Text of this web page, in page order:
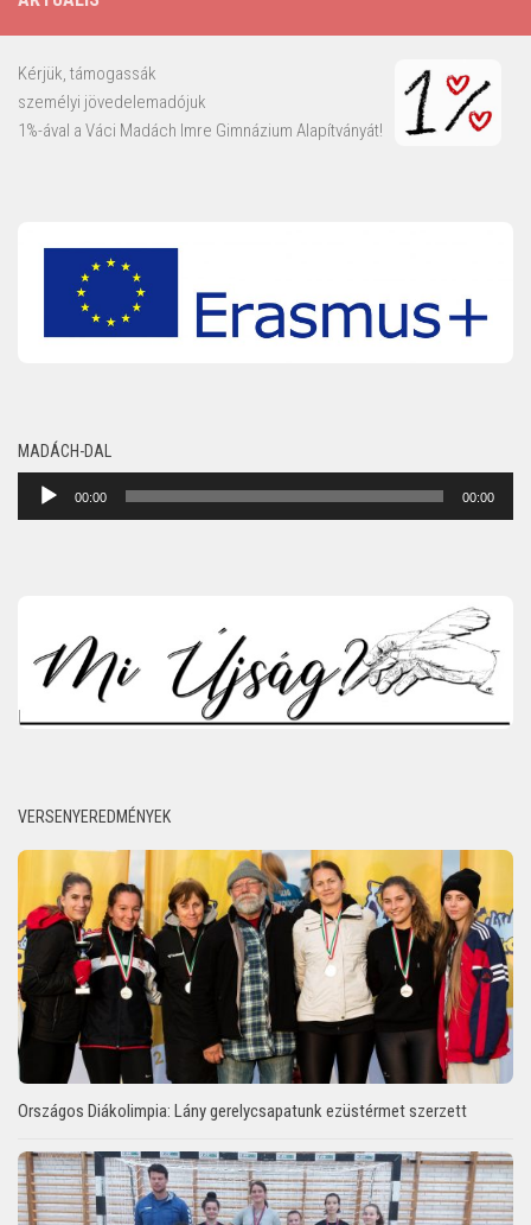
Kérjük, támogassák
személyi jövedelemadójuk
1%-ával a Váci Madách Imre Gimnázium Alapítványát!
MADÁCH-DAL
Audió
00:00 00:00
VERSENYEREDMÉNYEK
Országos Diákolimpia: Lány gerelycsapatunk ezüstérmet szerzett